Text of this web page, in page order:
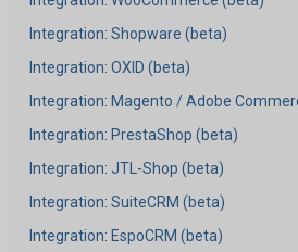
Integration: Shopware (beta)
Integration: OXID (beta)
Integration: Magento / Adobe
Integration: PrestaShop (beta)
Integration: JTL-Shop (beta)
Integration: SuiteCRM (beta)
Integration: EspoCRM (beta)